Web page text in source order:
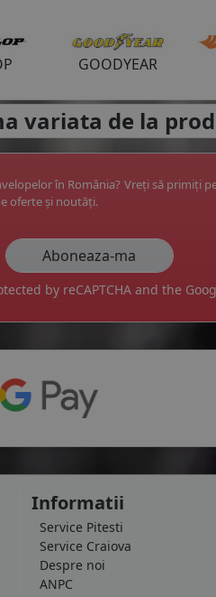
GOODYEAR
variata de la
în România? Vreți să primiți
oferte și noutăți.
by reCAPTCHA and the
Informatii
Service Pitesti
Service Craiova
Despre noi
ANPC